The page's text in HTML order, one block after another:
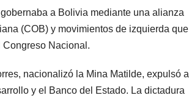
a Bolivia mediante una alianza
(COB) y movimientos de izquierda que
Nacional.
nacionalizó la Mina Matilde, expulsó a
y el Banco del Estado. La dictadura